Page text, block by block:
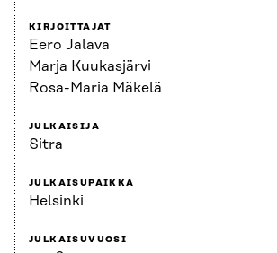
KIRJOITTAJAT
Eero Jalava
Marja Kuukasjärvi
Rosa-Maria Mäkelä
JULKAISIJA
Sitra
JULKAISUPAIKKA
Helsinki
JULKAISUVUOSI